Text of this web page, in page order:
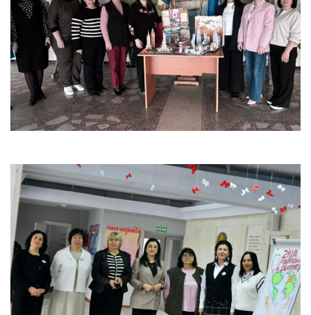
Subdiviziunii
Contabilitate
Accountancy
Transparență
Comanda
de Stat
Informație
privind
veniturile
cheltuielile